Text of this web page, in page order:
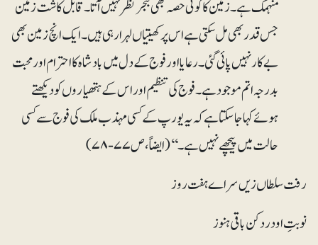
منہمک ہے۔ زمین کا کوئی حصہ بھی بنجر نظر نہیں آتا۔ قابل کاشت زمین
جس قدر بھی مل سکتی ہے ا س پر کھیتیاں لہرارہی ہیں۔ ایک انچ زمین بھی
بے کار نہیں پائی گئی۔ رعایا اورفوج کے دل میں بادشاہ کا احترام اور محبت
بدرجہ اتم موجود ہے۔ فوج کی تنظیم اور اس کے ہتھیاروں کو دیکھتے
ہوئے کہا جاسکتا ہے کہ یہ یورپ کے کسی مہذب ملک کی فوج سے کسی
حالت میں پیچھے نہیں ہے۔‘‘ (ایضاً، ص ۷۷-۷۸)
رفت سلطاں زیں سراے ہفت روز
نوبتِ او در دکن باقی ہنوز